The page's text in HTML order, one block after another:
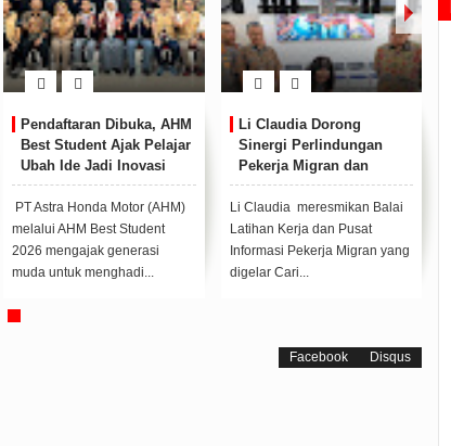
Pendaftaran Dibuka, AHM
Best Student Ajak Pelajar
Ubah Ide Jadi Inovasi
untuk Negeri
PT Astra Honda Motor (AHM)
melalui AHM Best Student
2026 mengajak generasi
muda untuk menghadi...
Li Claudia Dorong
Sinergi Perlindungan
Pekerja Migran dan
Pencegahan TPPO di
Batam
Li Claudia meresmikan Balai
Latihan Kerja dan Pusat
Informasi Pekerja Migran yang
digelar Cari...
Facebook Disqus